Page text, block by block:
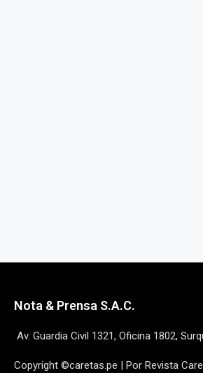
Nota & Prensa S.A.C.
Av. Guardia Civil 1321, Oficina 1802,
Copyright ©caretas.pe | Por Revista